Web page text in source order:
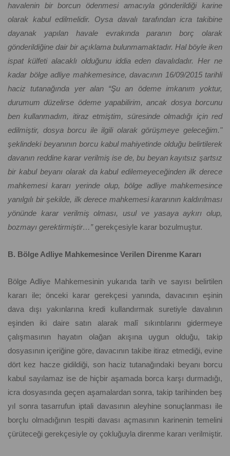
havalenin bir borcun ödenmesi amacıyla gönderildiği karine
olarak kabul edilmelidir. Oysa davalı tarafından icra takibine
dayanak yapılan havale evrakında paranın borç olarak
gönderildiğine dair bir açıklama bulunmamaktadır. Hal böyle iken
ispat külfeti alacaklı olduğunu iddia eden davalıdadır. Her ne
kadar bölge adliye mahkemesince, davacının 16/09/2015 tarihli
haciz tutanağında yer alan “Şu an ödeme imkanım yoktur,
durumum düzelirse ödeme yapabilirim, ancak dosya borcunu
ben kullanmadım, itiraz etmiştim, süresinde olmadığı için red
edilmiştir, dosya borcu ile ilgili olarak görüşmeye geleceğim."
şeklindeki beyanının borcu kabul mahiyetinde olduğu belirtilerek
davanın reddine karar verilmiş ise de, bu beyan kayıtsız şartsız
bir kabul beyanı olarak da kabul edilemeyeceğinden ilk derece
mahkemesi kararı yerinde olup, bölge adliye mahkemesince
yanılgılı bir şekilde, ilk derece mahkemesi kararının kaldırılması
yönünde karar verilmiş olması, usul ve yasaya aykırı olup,
bozmayı gerektirmiştir…”gerekçesiyle karar bozulmuştur.
B. Bölge Adliye Mahkemesince Verilen Direnme Kararı
Bölge Adliye Mahkemesinin yukarıda tarih ve sayısı belirtilen
kararı ile; önceki karar gerekçesi yanında, davacının eşinin
dava dışı yakınlarına kredi kullandırmak suretiyle davalının
eşinden iki daire satın alarak malî sıkıntılarını gidermeye
çalışmasının hayatın olağan akışına uygun olduğu, takip
dosyasının içeriğine göre, davacının takibe itiraz etmediği, evine
dört kez hacze gidildiği, son haciz tutanağındaki beyanı borcu
kabul sayılamaz ise de hiçbir aşamada borca karşı durmadığı,
icra dosyasında geçen aşamalardan sonra, takip tarihinden beş
yıl sonra tasarrufun iptali davasının aleyhine sonuçlanması ile
borçlu olmadığının tespiti davası açmasının karinenin temelini
çürüteceği gerekçesiyle oy çokluğuyla direnme kararı verilmiştir.